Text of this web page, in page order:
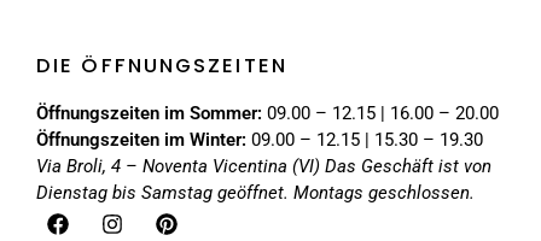
DIE ÖFFNUNGSZEITEN
Öffnungszeiten im Sommer: 09.00 – 12.15 | 16.00 – 20.00
Öffnungszeiten im Winter: 09.00 – 12.15 | 15.30 – 19.30
Via Broli, 4 – Noventa Vicentina (VI) Das Geschäft ist von
Dienstag bis Samstag geöffnet. Montags geschlossen.